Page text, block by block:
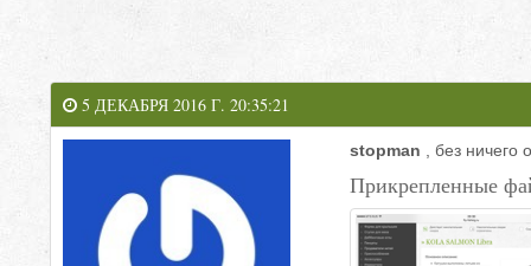
5 ДЕКАБРЯ 2016 Г. 20:35:21
stopman , без ничего
Прикрепленные